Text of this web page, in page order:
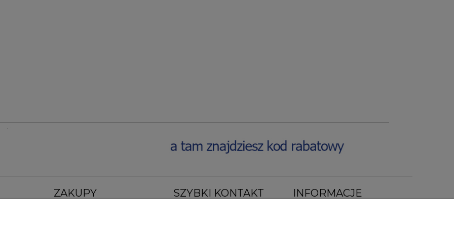
ZAKUPY SZYBKI KONTAKT INFORMACJE